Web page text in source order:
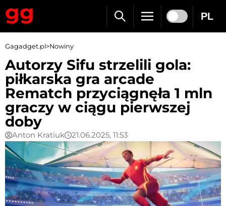
PL
Gagadget.pl>Nowiny
Autorzy Sifu strzelili gola:
piłkarska gra arcade
Rematch przyciągnęła 1 mln
graczy w ciągu pierwszej
doby
Anton Kratiuk 21.06.2025, 11:53